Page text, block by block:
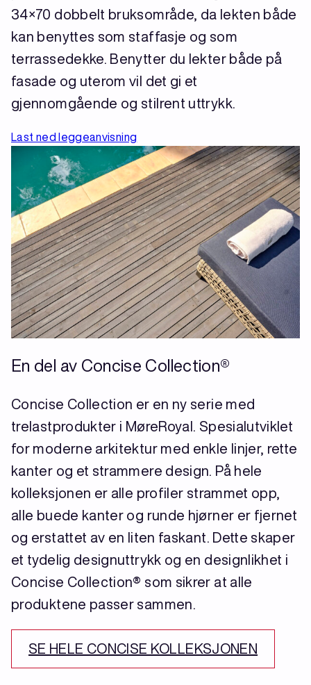
34×70 dobbelt bruksområde, da lekten både
kan benyttes som staffasje og som
terrassedekke. Benytter du lekter både på
fasade og uterom vil det gi et
gjennomgående og stilrent uttrykk.
Last ned leggeanvisning
En del av Concise Collection®
Concise Collection er en ny serie med
trelastprodukter i MøreRoyal. Spesialutviklet
for moderne arkitektur med enkle linjer, rette
kanter og et strammere design. På hele
kolleksjonen er alle profiler strammet opp,
alle buede kanter og runde hjørner er fjernet
og erstattet av en liten faskant. Dette skaper
et tydelig designuttrykk og en designlikhet i
Concise Collection® som sikrer at alle
produktene passer sammen.
SE HELE CONCISE KOLLEKSJONEN